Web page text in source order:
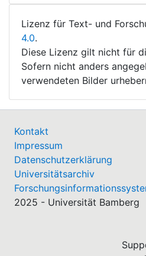
Lizenz für Text- und
4.0.
Diese Lizenz gilt nicht für
Sofern nicht anders
verwendeten Bilder
Kontakt
Impressum
Datenschutzerklärung
Universitätsarchiv
2025 - Universität Bamberg